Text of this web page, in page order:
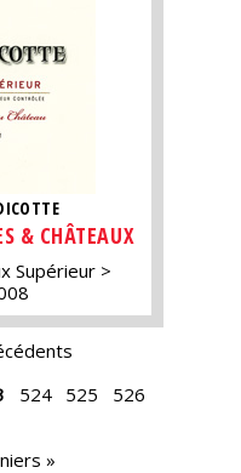
& CHÂTEAUX
Supérieur
524 525
526
»